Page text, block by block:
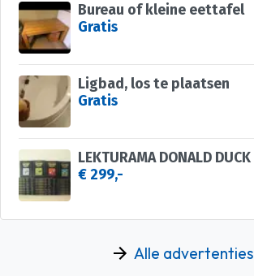
Bureau of kleine eettafel
Gratis
Ligbad, los te plaatsen
Gratis
€ 299,-
Alle advertenties